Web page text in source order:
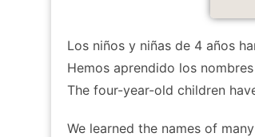
Los niños y niñas de 4 años
Hemos aprendido los
The four-year-old children
We learned the names of